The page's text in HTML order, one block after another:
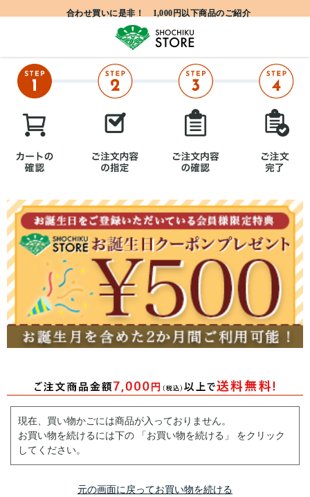
合わせ買いに是非！ 1,000円以下商品のご紹介
現在、買い物かごには商品が入っておりません。
お買い物を続けるには下の 「お買い物を続ける」 をクリック
してください。
元の画面に戻ってお買い物を続ける